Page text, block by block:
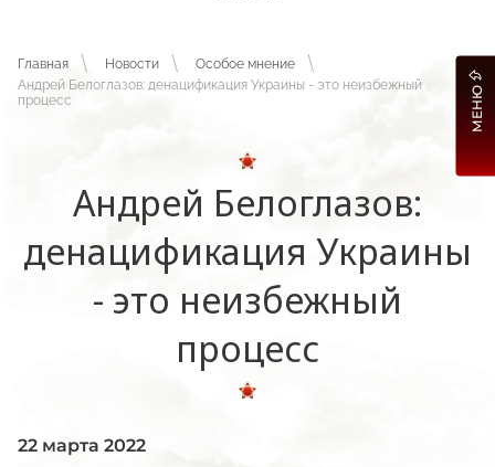
Главная Новости
Особое мнение
Андрей Белоглазов: денацификация Украины - это неизбежный
процесс
Андрей Белоглазов:
денацификация Украины
- это неизбежный
процесс
22 марта 2022
МЕНЮ